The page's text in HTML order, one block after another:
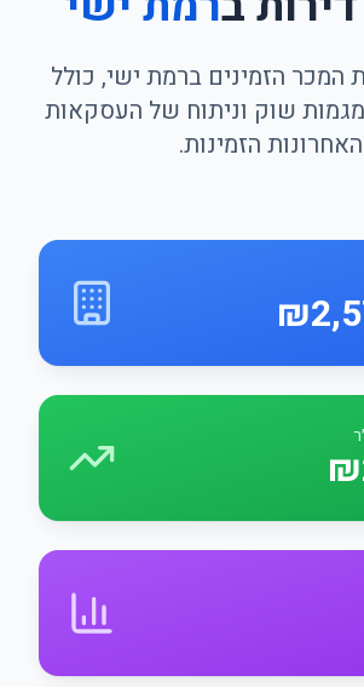
המכר הזמינים ברמת ישי, כולל
מגמות שוק וניתוח של העסקאות
האחרונות הזמינות.